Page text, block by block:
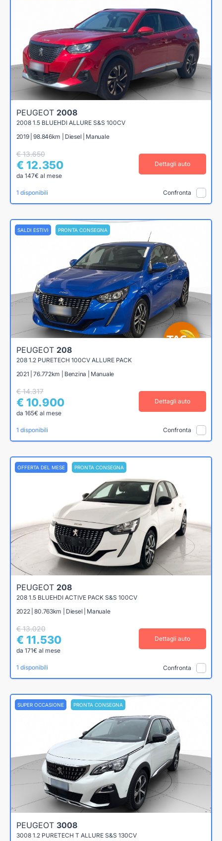
PEUGEOT 2008
2008 1.5 BLUEHDI ALLURE S&S 100CV
2019 | 98.846km | Diesel | Manuale
€ 13.650
€ 12.350
da 147€ al mese
Dettagli auto
1 disponibili Confronta
SALDI ESTIVI PRONTA CONSEGNA
PEUGEOT 208
208 1.2 PURETECH 100CV ALLURE PACK
2021 | 76.772km | Benzina | Manuale
€ 14.317
€ 10.900
da 165€ al mese
Dettagli auto
1 disponibili Confronta
OFFERTA DEL MESE PRONTA CONSEGNA
PEUGEOT 208
208 1.5 BLUEHDI ACTIVE PACK S&S 100CV
2022 | 80.763km | Diesel | Manuale
€ 13.020
€ 11.530
da 171€ al mese
Dettagli auto
1 disponibili Confronta
SUPER OCCASIONE PRONTA CONSEGNA
PEUGEOT 3008
3008 1.2 PURETECH T ALLURE S&S 130CV